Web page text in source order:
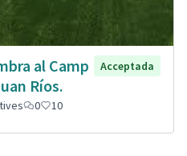
al Camp
Ríos.
Acceptada
0 10